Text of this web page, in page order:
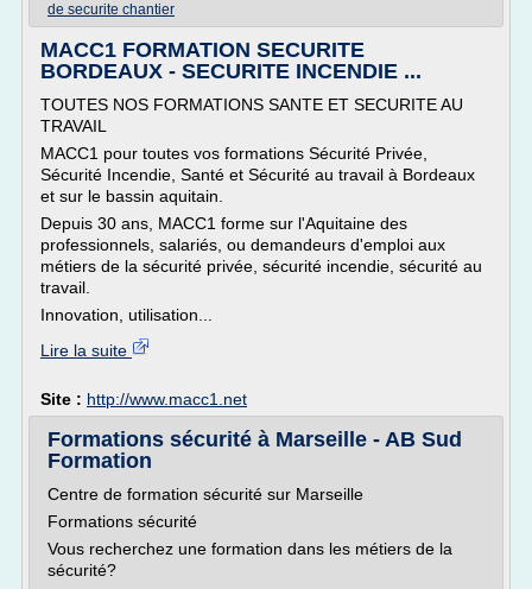
de securite chantier
MACC1 FORMATION SECURITE
BORDEAUX - SECURITE INCENDIE ...
TOUTES NOS FORMATIONS SANTE ET SECURITE AU
TRAVAIL
MACC1 pour toutes vos formations Sécurité Privée,
Sécurité Incendie, Santé et Sécurité au travail à Bordeaux
et sur le bassin aquitain.
Depuis 30 ans, MACC1 forme sur l'Aquitaine des
professionnels, salariés, ou demandeurs d'emploi aux
métiers de la sécurité privée, sécurité incendie, sécurité au
travail.
Innovation, utilisation...
Lire la suite
Site : http://www.macc1.net
Formations sécurité à Marseille - AB Sud
Formation
Centre de formation sécurité sur Marseille
Formations sécurité
Vous recherchez une formation dans les métiers de la
sécurité?